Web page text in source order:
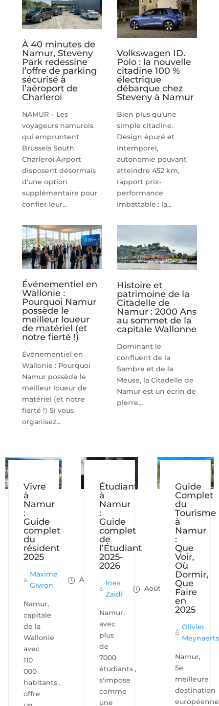
À 40 minutes de
Namur, Steveny
Park redessine
l’offre de parking
sécurisé à
l’aéroport de
Charleroi
NAMUR – Les
voyageurs namurois
qui empruntent
Brussels South
Charleroi Airport
disposent désormais
d'une option
supplémentaire pour
confier leur...
Volkswagen ID.
Polo : la nouvelle
citadine 100 %
électrique
débarque chez
Steveny à Namur
Bien plus qu’une
simple citadine.
Design épuré et
intemporel,
autonomie pouvant
atteindre 452 km,
rapport prix-
performance
imbattable : la...
Événementiel en
Wallonie :
Pourquoi Namur
possède le
meilleur loueur
de matériel (et
notre fierté !)
Événementiel en
Wallonie : Pourquoi
Namur possède le
meilleur loueur de
matériel (et notre
fierté !) Si vous
organisez...
Histoire et
patrimoine de la
Citadelle de
Namur : 2000 Ans
au sommet de la
capitale Wallonne
Dominant le
confluent de la
Sambre et de la
Meuse, la Citadelle de
Namur est un écrin de
pierre...
Vivre
à
Namur
:
Guide
complet
du
résident
2025
Maxime
Givron
Août 26, 2025
Namur,
capitale
de la
Wallonie
avec
110
000
habitants ,
offre
Étudiant
à
Namur
:
Guide
complet
de
l’Étudiant
2025-
2026
Ines
Zaidi
Août 26, 2025
Namur,
avec
plus
de
7000
étudiants ,
s'impose
comme
une
Guide
Complet
du
Tourisme
à
Namur
:
Que
Voir,
Où
Dormir,
Que
Faire
en
2025
Olivier
Meynaerts
Namur,
5e
meilleure
destination
européenne